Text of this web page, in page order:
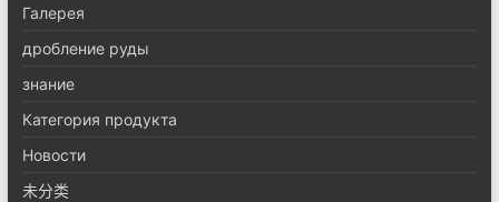
Галерея
дробление руды
знание
Категория продукта
Новости
未分类